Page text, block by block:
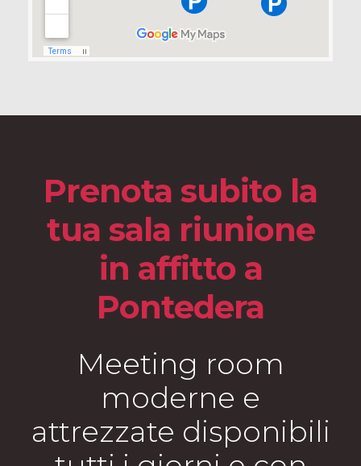
Prenota subito la
tua sala riunione
in affitto a
Pontedera
Meeting room
moderne e
attrezzate disponibili